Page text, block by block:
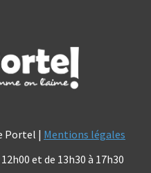
Portel | Mentions légales
et de 13h30 à 17h30